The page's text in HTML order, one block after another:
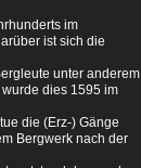
im
ist sich die
unter anderem
dies 1595 im
die (Erz-) Gänge
Bergwerk nach der